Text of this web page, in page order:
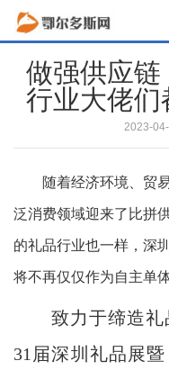
做强供应链
行业大佬们
2023-
随着经济环境、贸易
泛消费领域迎来了比拼
的礼品行业也一样，深
将不再仅仅作为自主单
致力于缔造礼
31届深圳礼品展